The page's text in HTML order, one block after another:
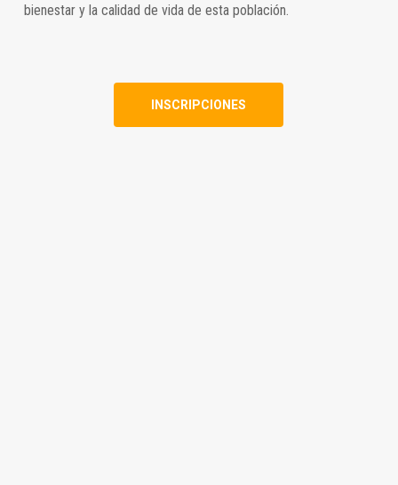
bienestar y la calidad de vida de esta población.
INSCRIPCIONES